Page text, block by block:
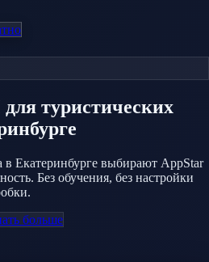
для туристических
в Екатеринбурге выбирают AppStar
Без обучения, без настройки
больше